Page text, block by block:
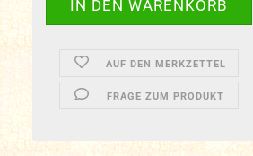
AUF DEN MERKZETTEL
FRAGE ZUM PRODUKT